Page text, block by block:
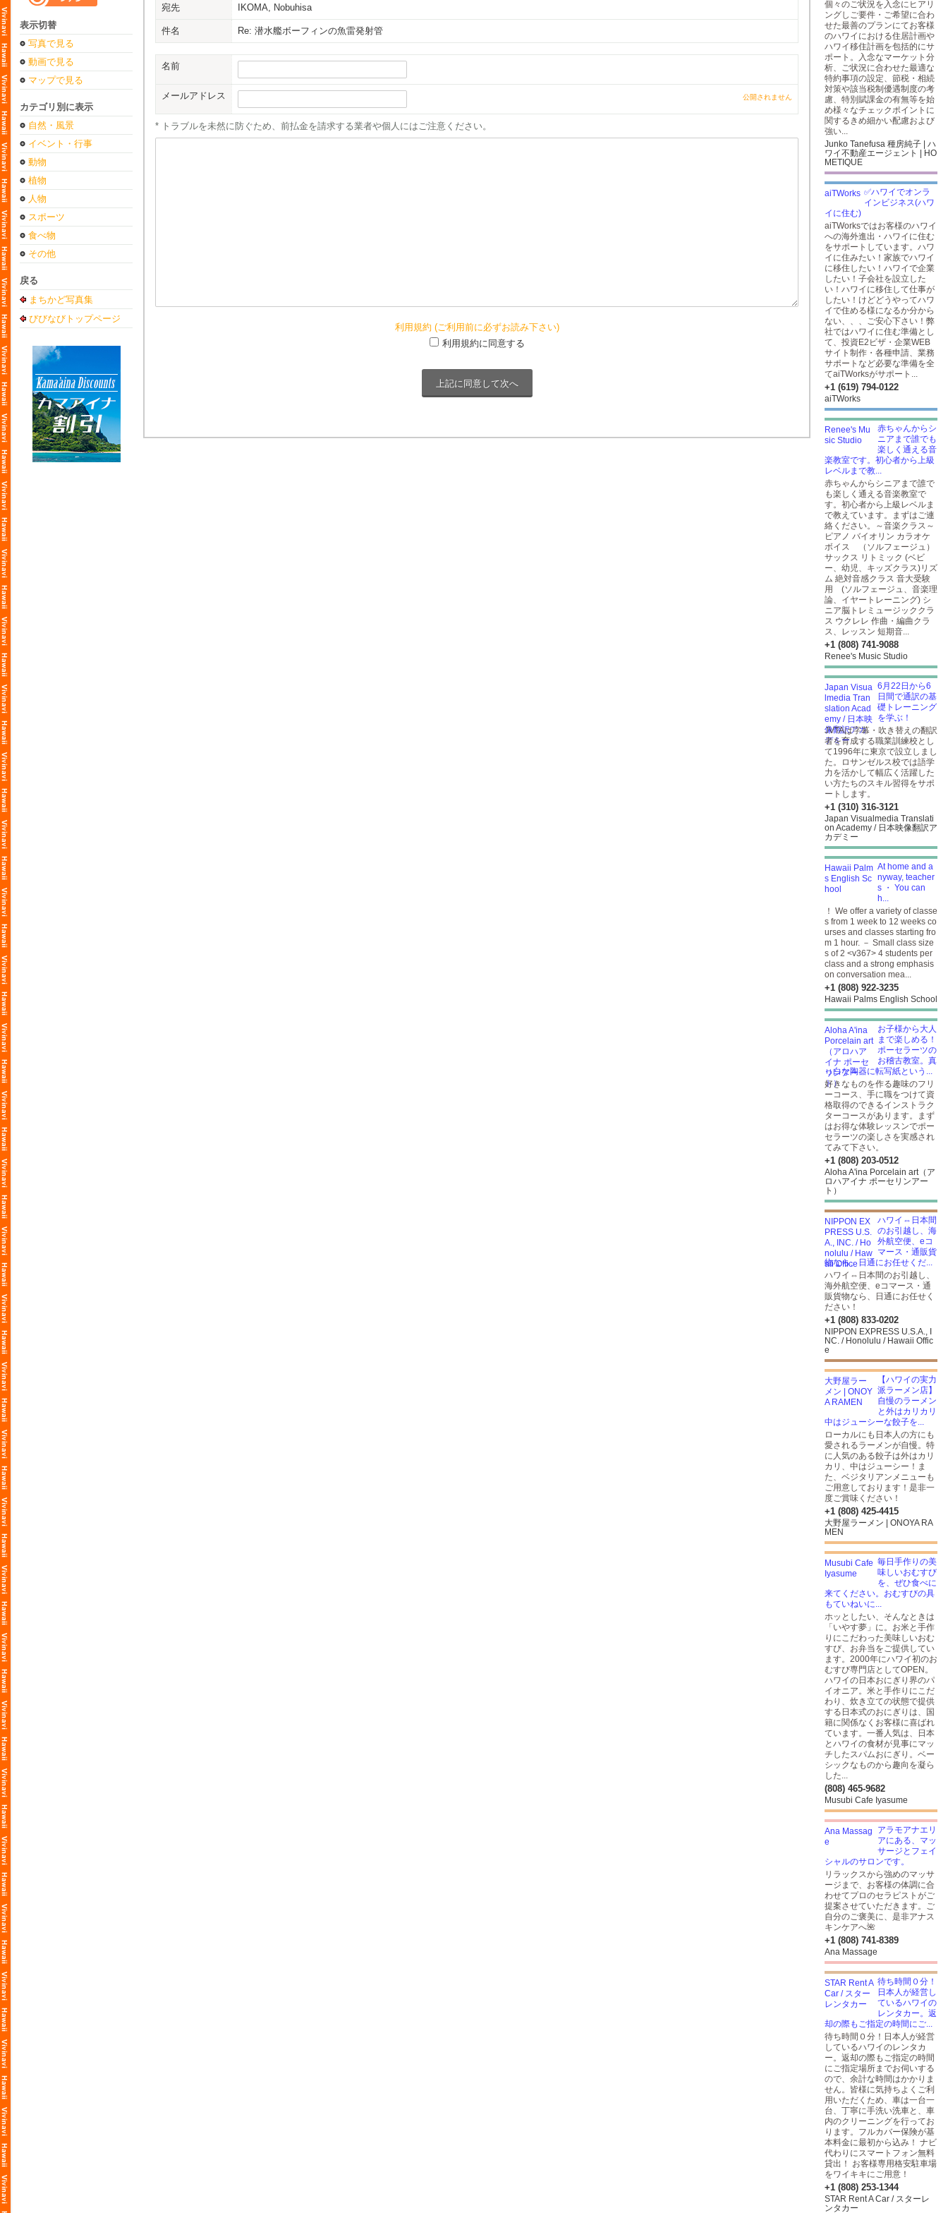
表示切替
写真で見る
動画で見る
マップで見る
カテゴリ別に表示
自然・風景
イベント・行事
動物
植物
人物
スポーツ
食べ物
その他
戻る
まちかど写真集
びびなびトップページ
宛先 IKOMA, Nobuhisa
件名 Re: 潜水艦ボーフィンの魚雷発射管
名前
メールアドレス 公開されません
* トラブルを未然に防ぐため、前払金を請求する業者や個人にはご注意ください。
利用規約 (ご利用前に必ずお読み下さい)
利用規約に同意する
個々のご状況を入念にヒアリ
ングしご要件・ご希望に合わ
せた最善のプランにてお客様
のハワイにおける住居計画や
ハワイ移住計画を包括的にサ
ポート。入念なマーケット分
析、ご状況に合わせた最適な
特約事項の設定、節税・相続
対策や該当税制優遇制度の考
慮、特別賦課金の有無等を始
め様々なチェックポイントに
関するきめ細かい配慮および
強い...
Junko Tanefusa 種房純子 | ハ
ワイ不動産エージェント | HO
METIQUE
✅ハワイでオンラ
インビジネス(ハワ
イに住む)
aiTWorksではお客様のハワイ
への海外進出・ハワイに住む
をサポートしています。ハワ
イに住みたい！家族でハワイ
に移住したい！ハワイで企業
したい！子会社を設立した
い！ハワイに移住して仕事が
したい！けどどうやってハワ
イで住める様になるか分から
ない、、、ご安心下さい！弊
社ではハワイに住む準備とし
て、投資E2ビザ・企業WEB
サイト制作・各種申請、業務
サポートなど必要な準備を全
てaiTWorksがサポート...
+1 (619) 794-0122
aiTWorks
赤ちゃんからシ
ニアまで誰でも
楽しく通える音
楽教室です。初心者から上級
レベルまで教...
赤ちゃんからシニアまで誰で
も楽しく通える音楽教室で
す。初心者から上級レベルま
で教えています。まずはご連
絡ください。～音楽クラス～
ピアノ バイオリン カラオケ
ボイス （ソルフェージュ）
サックス リトミック (ベビ
ー、幼児、キッズクラス)リズ
ム 絶対音感クラス 音大受験
用 (ソルフェージュ、音楽理
論、イヤートレーニング) シ
ニア脳トレミュージッククラ
ス ウクレレ 作曲・編曲クラ
ス、レッスン 短期音...
+1 (808) 741-9088
Renee's Music Studio
6月22日から6
日間で通訳の基
礎トレーニング
を学ぶ！
JVTAは字幕・吹き替えの翻訳
者を育成する職業訓練校とし
て1996年に東京で設立しまし
た。ロサンゼルス校では語学
力を活かして幅広く活躍した
い方たちのスキル習得をサポ
ートします。
+1 (310) 316-3121
Japan Visualmedia Translati
on Academy / 日本映像翻訳ア
カデミー
At home and a
nyway, teacher
s ・ You can
h...
！ We offer a variety of classe
s from 1 week to 12 weeks co
urses and classes starting fro
m 1 hour. － Small class size
s of 2 <v367> 4 students per
class and a strong emphasis
on conversation mea...
+1 (808) 922-3235
Hawaii Palms English School
お子様から大人
まで楽しめる！
ポーセラーツの
お稽古教室。真
っ白な陶器に転写紙という...
好きなものを作る趣味のフリ
ーコース、手に職をつけて資
格取得のできるインストラク
ターコースがあります。まず
はお得な体験レッスンでポー
セラーツの楽しさを実感され
てみて下さい。
+1 (808) 203-0512
Aloha A'ina Porcelain art（ア
ロハアイナ ポーセリンアー
ト）
ハワイ⇔日本間
のお引越し、海
外航空便、eコ
マース・通販貨
物なら、日通にお任せくだ...
ハワイ⇔日本間のお引越し、
海外航空便、eコマース・通
販貨物なら、日通にお任せく
ださい！
+1 (808) 833-0202
NIPPON EXPRESS U.S.A., I
NC. / Honolulu / Hawaii Offic
e
【ハワイの実力
派ラーメン店】
自慢のラーメン
と外はカリカリ
中はジューシーな餃子を...
ローカルにも日本人の方にも
愛されるラーメンが自慢。特
に人気のある餃子は外はカリ
カリ、中はジューシー！ま
た、ベジタリアンメニューも
ご用意しております！是非一
度ご賞味ください！
+1 (808) 425-4415
大野屋ラーメン | ONOYA RA
MEN
毎日手作りの美
味しいおむすび
を、ぜひ食べに
来てください。おむすびの具
もていねいに...
ホッとしたい、そんなときは
「いやす夢」に。お米と手作
りにこだわった美味しいおむ
すび、お弁当をご提供してい
ます。2000年にハワイ初のお
むすび専門店としてOPEN。
ハワイの日本おにぎり界のパ
イオニア。米と手作りにこだ
わり、炊き立ての状態で提供
する日本式のおにぎりは、国
籍に関係なくお客様に喜ばれ
ています。一番人気は、日本
とハワイの食材が見事にマッ
チしたスパムおにぎり。ベー
シックなものから趣向を凝ら
した...
(808) 465-9682
Musubi Cafe Iyasume
アラモアナエリ
アにある、マッ
サージとフェイ
シャルのサロンです。
リラックスから強めのマッサ
ージまで、お客様の体調に合
わせてプロのセラピストがご
提案させていただきます。ご
自分のご褒美に、是非アナス
キンケアへ🌺
+1 (808) 741-8389
Ana Massage
待ち時間０分！
日本人が経営し
ているハワイの
レンタカー。返
却の際もご指定の時間にご...
待ち時間０分！日本人が経営
しているハワイのレンタカ
ー。返却の際もご指定の時間
にご指定場所までお伺いする
ので、余計な時間はかかりま
せん。皆様に気持ちよくご利
用いただくため、車は一台一
台、丁寧に手洗い洗車と、車
内のクリーニングを行ってお
ります。フルカバー保険が基
本料金に最初から込み！ ナビ
代わりにスマートフォン無料
貸出！ お客様専用格安駐車場
をワイキキにご用意！
+1 (808) 253-1344
STAR Rent A Car / スターレ
ンタカー